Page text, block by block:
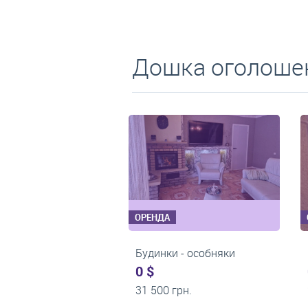
Дошка
3-кімнатні квартири
18 000 грн.